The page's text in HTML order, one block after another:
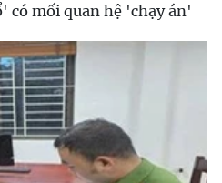
có mối quan hệ 'chạy án'